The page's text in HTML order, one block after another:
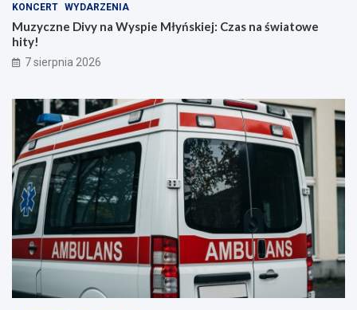
KONCERT WYDARZENIA
Muzyczne Divy na Wyspie Młyńskiej: Czas na światowe
hity!
7 sierpnia 2026